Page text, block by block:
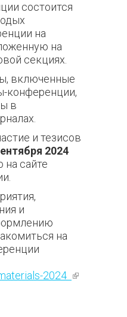
состоится
на
на
секциях.
включенные
конференции,
в
и тезисов
2024
на сайте
и
на
2024 (внешняя